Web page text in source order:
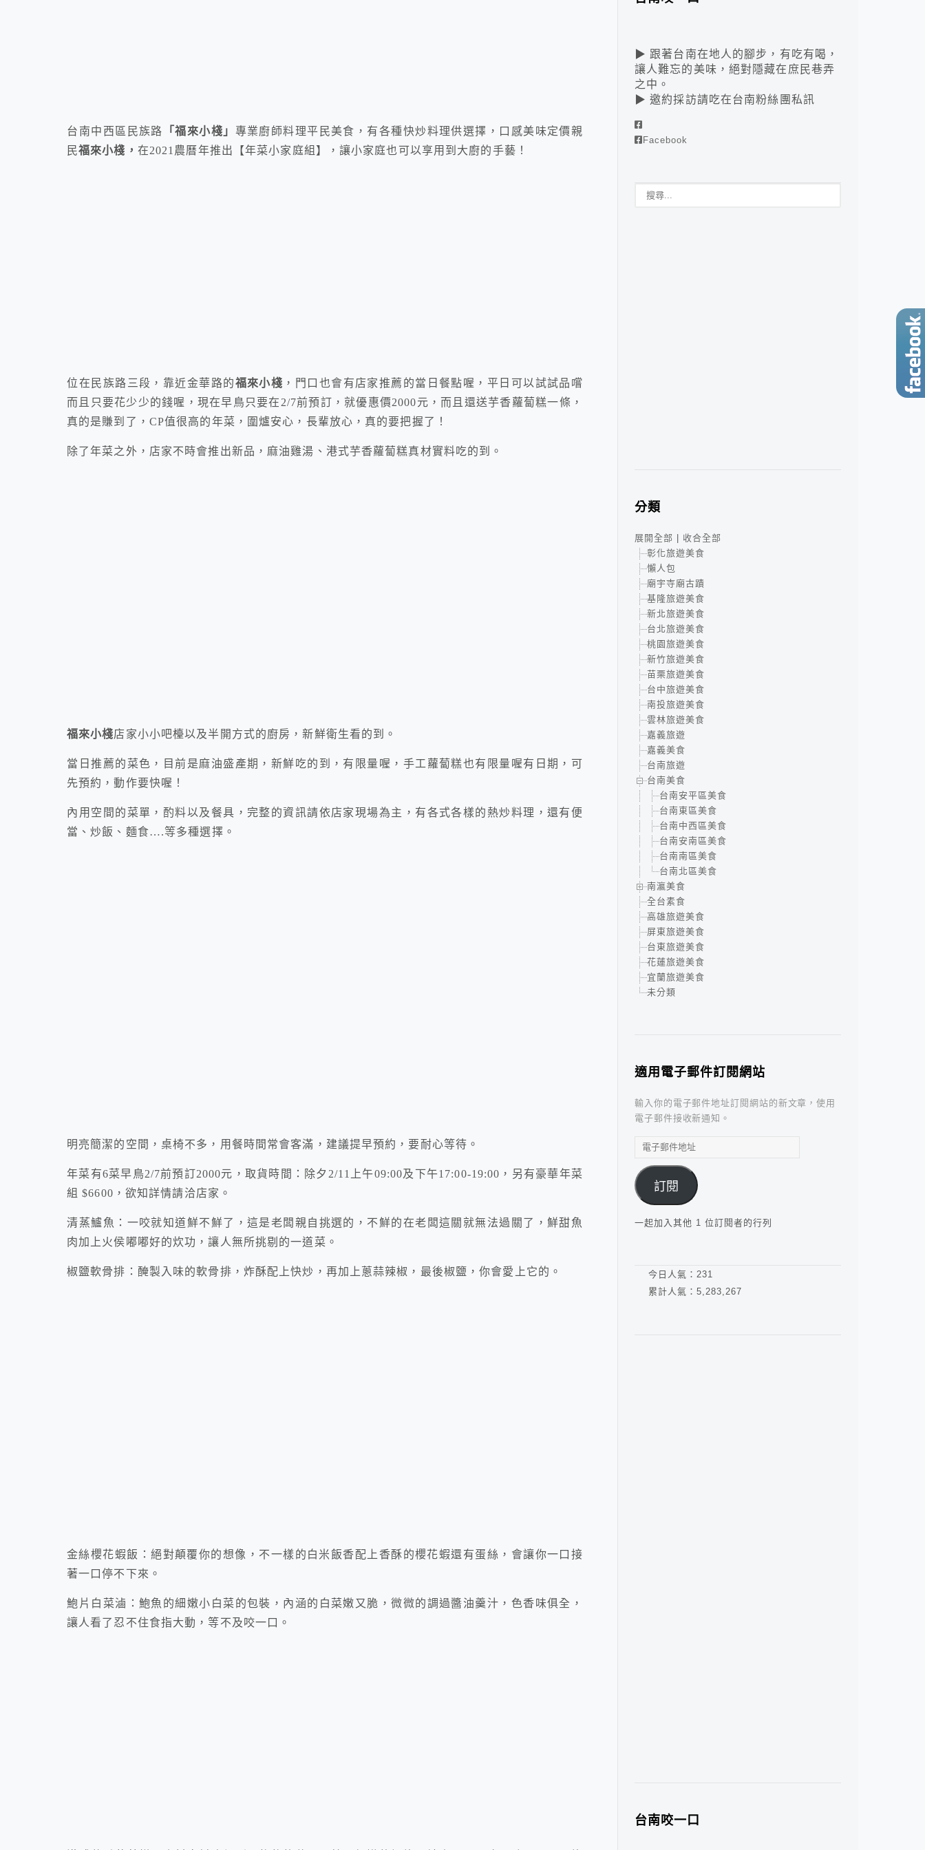
台南中西區民族路 「福來小棧」 專業廚師料理平民美食，有各種快炒料理供選擇，口感美味定價親
民福來小棧， 在2021農曆年推出【年菜小家庭組】，讓小家庭也可以享用到大廚的手藝！
位在民族路三段，靠近金華路的福來小棧 ，門口也會有店家推薦的當日餐點喔，平日可以試試品嚐
而且只要花少少的錢喔，現在早鳥只要在2/7前預訂，就優惠價2000元，而且還送芋香蘿蔔糕一條，
真的是賺到了，CP值很高的年菜，圍爐安心，長輩放心，真的要把握了！
除了年菜之外，店家不時會推出新品，麻油雞湯、港式芋香蘿蔔糕真材實料吃的到。
福來小棧店家小小吧檯以及半開方式的廚房，新鮮衛生看的到。
當日推薦的菜色，目前是麻油盛產期，新鮮吃的到，有限量喔，手工蘿蔔糕也有限量喔有日期，可
先預約，動作要快喔！
內用空間的菜單，酌料以及餐具，完整的資訊請依店家現場為主，有各式各樣的熱炒料理，還有便
當、炒飯、麵食….等多種選擇。
明亮簡潔的空間，桌椅不多，用餐時間常會客滿，建議提早預約，要耐心等待。
年菜有6菜早鳥2/7前預訂2000元，取貨時間：除夕2/11上午09:00及下午17:00-19:00，另有豪華年菜
組 $6600，欲知詳情請洽店家。
清蒸鱸魚：一咬就知道鮮不鮮了，這是老闆親自挑選的，不鮮的在老闆這關就無法過關了，鮮甜魚
肉加上火侯嘟嘟好的炊功，讓人無所挑剔的一道菜。
椒鹽軟骨排：醃製入味的軟骨排，炸酥配上快炒，再加上蔥蒜辣椒，最後椒鹽，你會愛上它的。
金絲櫻花蝦飯：絕對顛覆你的想像，不一樣的白米飯香配上香酥的櫻花蝦還有蛋絲，會讓你一口接
著一口停不下來。
鮑片白菜滷：鮑魚的細嫩小白菜的包裝，內涵的白菜嫩又脆，微微的調過醬油羹汁，色香味俱全，
讓人看了忍不住食指大動，等不及咬一口。
▶ 跟著台南在地人的腳步，有吃有喝，
讓人難忘的美味，絕對隱藏在庶民巷弄
之中。
▶ 邀約採訪請吃在台南粉絲團私訊
Facebook
分類
展開全部
收合全部
彰化旅遊美食
懶人包
廟宇寺廟古蹟
基隆旅遊美食
新北旅遊美食
台北旅遊美食
桃園旅遊美食
新竹旅遊美食
苗栗旅遊美食
台中旅遊美食
南投旅遊美食
雲林旅遊美食
嘉義旅遊
嘉義美食
台南旅遊
台南美食
台南安平區美食
台南東區美食
台南中西區美食
台南安南區美食
台南南區美食
台南北區美食
南瀛美食
全台素食
高雄旅遊美食
屏東旅遊美食
台東旅遊美食
花蓮旅遊美食
宜蘭旅遊美食
未分類
適用電子郵件訂閱網站
輸入你的電子郵件地址訂閱網站的新文章，使用
電子郵件接收新通知。
電
郵
件
地
址
訂閱
一起加入其他 1 位訂閱者的行列
今日人氣： 231
累計人氣： 5,283,267
台南咬一口